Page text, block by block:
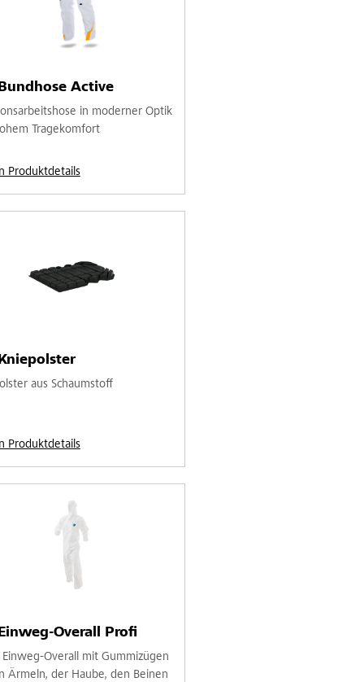
Active
in moderner Optik
Tragekomfort
Produktdetails
aus Schaumstoff
Produktdetails
Overall Profi
Einweg-Overall mit Gummizügen
Ärmeln, der Haube, den Beinen